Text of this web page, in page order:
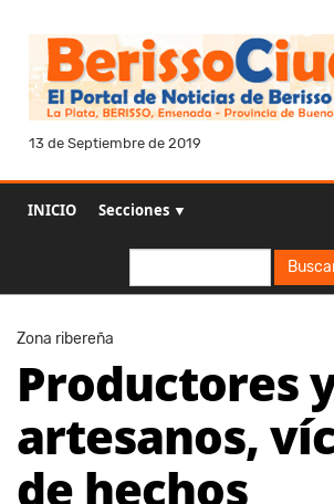
13 de Septiembre de 2019
INICIO Secciones ▼
Zona ribereña
Productores
artesanos,
de hechos